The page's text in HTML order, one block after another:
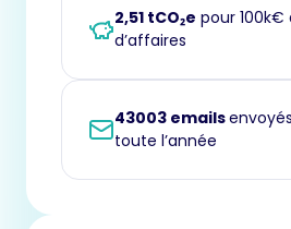
2,51 tCO₂e pour
d’affaires
43003 emails
toute l’année